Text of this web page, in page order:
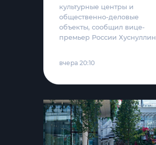
культурные центры и
общественно-деловые
объекты, сообщил вице-
премьер России Хуснуллин
вчера 20:10